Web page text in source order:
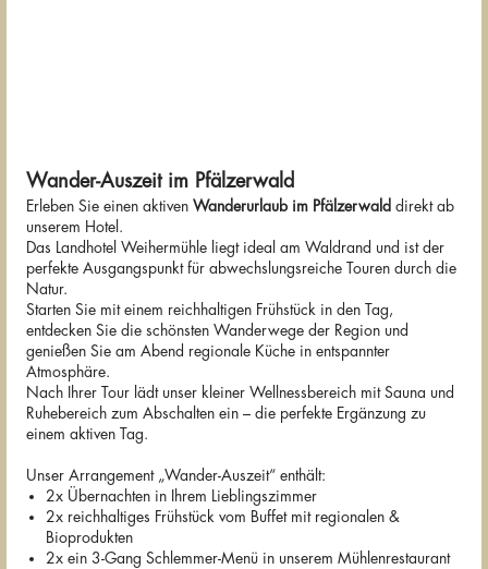
Wander-Auszeit im Pfälzerwald
Erleben Sie einen aktiven Wanderurlaub im Pfälzerwald direkt ab
unserem Hotel.
Das Landhotel Weihermühle liegt ideal am Waldrand und ist der
perfekte Ausgangspunkt für abwechslungsreiche Touren durch die
Natur.
Starten Sie mit einem reichhaltigen Frühstück in den Tag,
entdecken Sie die schönsten Wanderwege der Region und
genießen Sie am Abend regionale Küche in entspannter
Atmosphäre.
Nach Ihrer Tour lädt unser kleiner Wellnessbereich mit Sauna und
Ruhebereich zum Abschalten ein – die perfekte Ergänzung zu
einem aktiven Tag.
Unser Arrangement „Wander-Auszeit“ enthält:
2x Übernachten in Ihrem Lieblingszimmer
2x reichhaltiges Frühstück vom Buffet mit regionalen &
Bioprodukten
2x ein 3-Gang Schlemmer-Menü in unserem Mühlenrestaurant